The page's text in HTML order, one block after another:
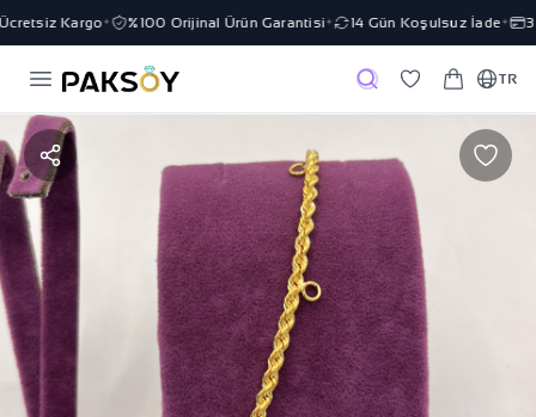
Kargo✦ %100 Orijinal Ürün Garantisi ✦ 14 Gün Koşulsuz İade✦ 3
TR